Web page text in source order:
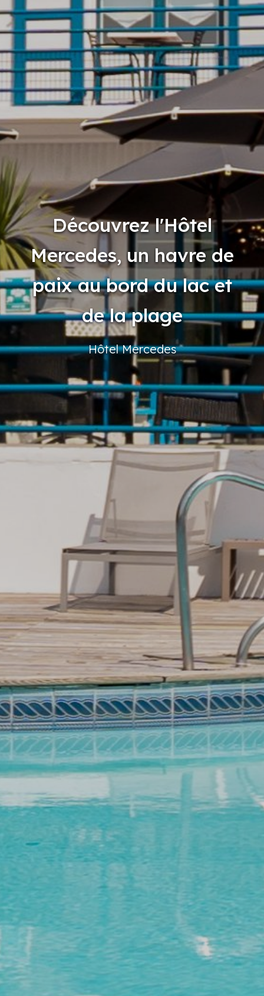
Découvrez l'Hôtel
Mercedes, un havre de
paix au bord du lac et
de la plage
Hôtel Mercedes